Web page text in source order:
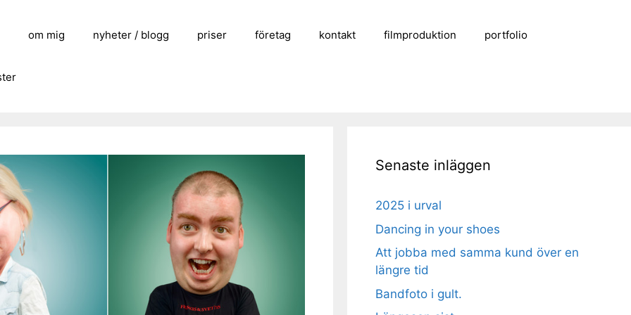
om mig nyheter / blogg priser företag kontakt filmproduktion portfolio
Senaste inläggen
2025 i urval
Dancing in your shoes
Att jobba med samma kund över en
längre tid
Bandfoto i gult.